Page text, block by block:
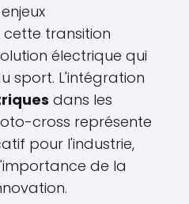
cette transition
électrique qui
sport. L'intégration
dans les
cross représente
pour l'industrie,
de la